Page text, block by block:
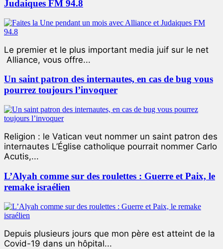
Judaiques FM 94.8
Le premier et le plus important media juif sur le net
Alliance, vous offre...
Un saint patron des internautes, en cas de bug vous
pourrez toujours l’invoquer
Religion : le Vatican veut nommer un saint patron des
internautes L’Église catholique pourrait nommer Carlo
Acutis,...
L’Alyah comme sur des roulettes : Guerre et Paix, le
remake israélien
Depuis plusieurs jours que mon père est atteint de la
Covid-19 dans un hôpital...